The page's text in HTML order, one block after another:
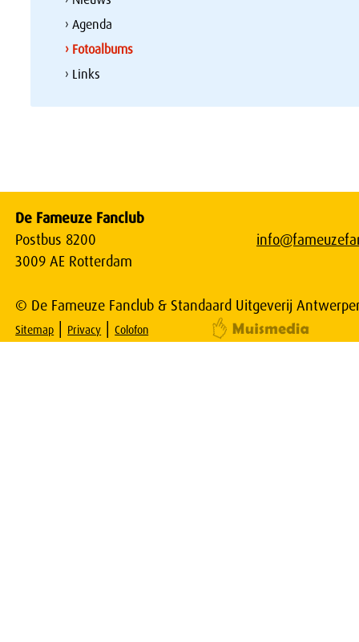
› Agenda
› Fotoalbums
› Links
De Fameuze Fanclub
Postbus 8200
3009 AE Rotterdam
© De Fameuze Fanclub & Standaard Uitgeverij
Sitemap | Privacy |Colofon